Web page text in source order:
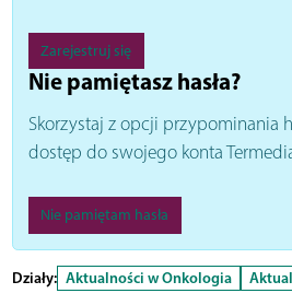
Zarejestruj się
Nie pamiętasz hasła?
Skorzystaj z opcji przypominania
dostęp do swojego konta
Nie pamiętam hasła
Działy: Aktualności w Onkologia